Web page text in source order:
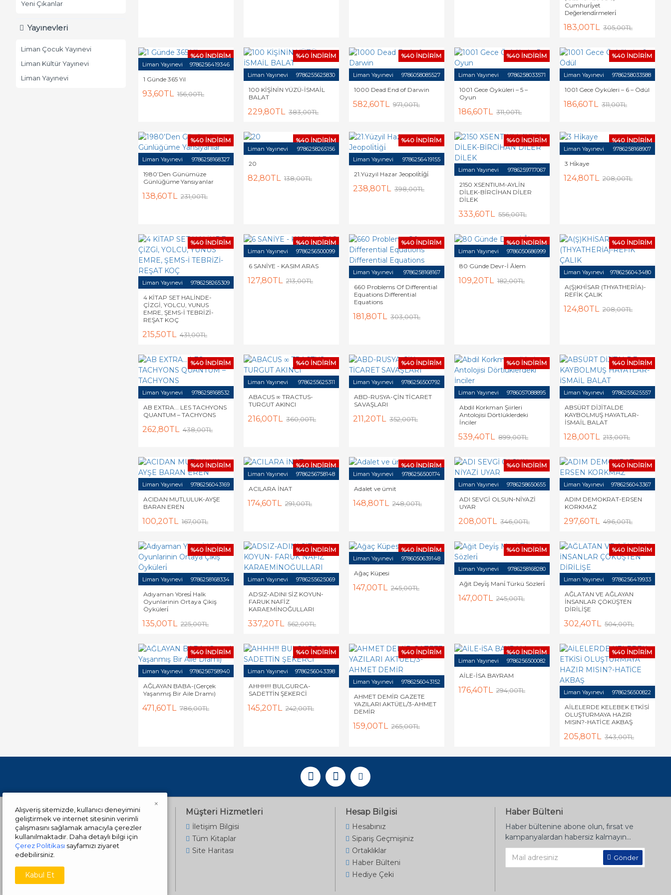
Yeni Çıkanlar
Yayınevleri
Liman Çocuk Yayınevi
Liman Kültür Yayınevi
Liman Yayınevi
Cumhuri̇yet
Değerlendi̇rmeleri̇
183,00TL 305,00TL
%40 İNDİRİM
Liman Yayınevi 9786256419346
1 Günde 365 Yil
93,60TL 156,00TL
%40 İNDİRİM
Liman Yayınevi 9786255625830
100 KİŞİNİN YÜZÜ-İSMAİL
BALAT
229,80TL 383,00TL
%40 İNDİRİM
Liman Yayınevi 9786058085527
1000 Dead End of Darwin
582,60TL 971,00TL
%40 İNDİRİM
Liman Yayınevi 9786258033571
1001 Gece Öyküleri – 5 –
Oyun
186,60TL 311,00TL
%40 İNDİRİM
Liman Yayınevi 9786258033588
1001 Gece Öyküleri – 6 – Ödül
186,60TL 311,00TL
%40 İNDİRİM
Liman Yayınevi 9786258168327
1980’Den Günümüze
Günlüğüme Yansıyanlar
138,60TL 231,00TL
%40 İNDİRİM
Liman Yayınevi 9786258265156
20
82,80TL 138,00TL
%40 İNDİRİM
Liman Yayınevi 9786256419155
21.Yüzyil Hazar Jeopoli̇ti̇ği̇
238,80TL 398,00TL
%40 İNDİRİM
Liman Yayınevi 9786259717067
2150 XSENTIUM-AYLİN
DİLEK-BİRCİHAN DİLER
DİLEK
333,60TL 556,00TL
%40 İNDİRİM
Liman Yayınevi 9786258168907
3 Hi̇kaye
124,80TL 208,00TL
%40 İNDİRİM
Liman Yayınevi 9786258265309
4 KİTAP SET HALİNDE-
ÇİZGİ, YOLCU, YUNUS
EMRE, ŞEMS-İ TEBRİZİ-
REŞAT KOÇ
215,50TL 431,00TL
%40 İNDİRİM
Liman Yayınevi 9786256500099
6 SANİYE - KASIM ARAS
127,80TL 213,00TL
%40 İNDİRİM
Liman Yayınevi 9786258168167
660 Problems Of Differential
Equations Differential
Equations
181,80TL 303,00TL
%40 İNDİRİM
Liman Yayınevi 9786050686999
80 Günde Devr-İ Âlem
109,20TL 182,00TL
%40 İNDİRİM
Liman Yayınevi 9786256043480
A(Ş)KHİSAR (THYATHERİA)-
REFİK ÇALIK
124,80TL 208,00TL
%40 İNDİRİM
Liman Yayınevi 9786258168532
AB EXTRA... LES TACHYONS
QUANTUM – TACHYONS
262,80TL 438,00TL
%40 İNDİRİM
Liman Yayınevi 9786255625311
ABACUS ∞ TRACTUS-
TURGUT AKINCI
216,00TL 360,00TL
%40 İNDİRİM
Liman Yayınevi 9786256500792
ABD-RUSYA-ÇİN TİCARET
SAVAŞLARI
211,20TL 352,00TL
%40 İNDİRİM
Liman Yayınevi 9786057088895
Abdil Korkman Şiirleri
Antolojisi Dörtlüklerdeki
İnciler
539,40TL 899,00TL
%40 İNDİRİM
Liman Yayınevi 9786255625557
ABSÜRT DİJİTALDE
KAYBOLMUŞ HAYATLAR-
İSMAİL BALAT
128,00TL 213,00TL
%40 İNDİRİM
Liman Yayınevi 9786256043169
ACIDAN MUTLULUK-AYŞE
BARAN EREN
100,20TL 167,00TL
%40 İNDİRİM
Liman Yayınevi 9786256758148
ACILARA İNAT
174,60TL 291,00TL
%40 İNDİRİM
Liman Yayınevi 9786256500174
Adalet ve ümit
148,80TL 248,00TL
%40 İNDİRİM
Liman Yayınevi 9786258650655
ADI SEVGİ OLSUN-NİYAZİ
UYAR
208,00TL 346,00TL
%40 İNDİRİM
Liman Yayınevi 9786256043367
ADIM DEMOKRAT-ERSEN
KORKMAZ
297,60TL 496,00TL
%40 İNDİRİM
Liman Yayınevi 9786258168334
Adıyaman Yöresi̇ Halk
Oyunlarinin Ortaya Çikiş
Öyküleri̇
135,00TL 225,00TL
%40 İNDİRİM
Liman Yayınevi 9786255625069
ADSIZ-ADINI SİZ KOYUN-
FARUK NAFİZ
KARAEMİNOĞULLARI
337,20TL 562,00TL
%40 İNDİRİM
Liman Yayınevi 9786050639148
Ağaç Küpesi
147,00TL 245,00TL
%40 İNDİRİM
Liman Yayınevi 9786258168280
Ağit Deyi̇ş Mani̇ Türkü Sözleri̇
147,00TL 245,00TL
%40 İNDİRİM
Liman Yayınevi 9786256419933
AĞLATAN VE AĞLAYAN
İNSANLAR ÇÖKÜŞTEN
DİRİLİŞE
302,40TL 504,00TL
%40 İNDİRİM
Liman Yayınevi 9786256758940
AĞLAYAN BABA-(Gerçek
Yaşanmış Bir Aile Dramı)
471,60TL 786,00TL
%40 İNDİRİM
Liman Yayınevi 9786256043398
AHHH!!! BULGURCA-
SADETTİN ŞEKERCİ
145,20TL 242,00TL
%40 İNDİRİM
Liman Yayınevi 9786256043152
AHMET DEMİR GAZETE
YAZILARI AKTÜEL/3-AHMET
DEMİR
159,00TL 265,00TL
%40 İNDİRİM
Liman Yayınevi 9786256500082
AİLE-İSA BAYRAM
176,40TL 294,00TL
%40 İNDİRİM
Liman Yayınevi 9786256500822
AİLELERDE KELEBEK ETKİSİ
OLUŞTURMAYA HAZIR
MISIN?-HATİCE AKBAŞ
205,80TL 343,00TL
Bilgilendirme
Hakkımızda
Teslimat Bilgisi
Gizlilik Sözleşmesi
Müşteri Hizmetleri
İletişim Bilgisi
Tüm Kitaplar
Site Haritası
Hesap Bilgisi
Hesabınız
Sipariş Geçmişiniz
Ortaklıklar
Haber Bülteni
Hediye Çeki
Haber Bülteni
Haber bültenine abone olun, fırsat ve
kampanyalardan habersiz kalmayın...
Gönder
Alışveriş sitemizde, kullanıcı deneyimini
geliştirmek ve internet sitesinin verimli
çalışmasını sağlamak amacıyla çerezler
kullanılmaktadır. Daha detaylı bilgi için
Çerez Politikası sayfamızı ziyaret
edebilirsiniz.
Kabul Et
×